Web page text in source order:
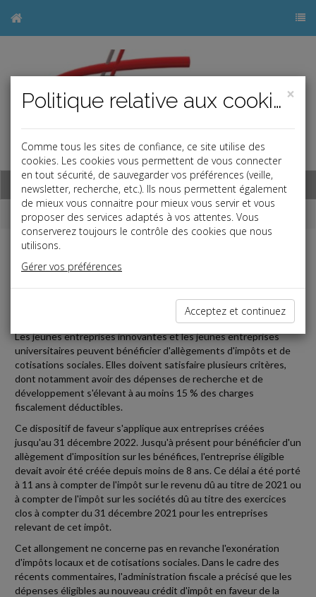
Base documentaire
Dépêches
Fiscal TPE
JEUNES ENTREPRISES INNOVANTES
Les jeunes entreprises innovantes et les jeunes entreprises
universitaires peuvent bénéficier d'allègements d'impôts et de
cotisations sociales. Elles doivent satisfaire plusieurs critères,
dont notamment avoir des dépenses de recherche et de
développement s'élevant à au moins 15 % des charges
fiscalement déductibles.
Ce dispositif de faveur s'applique aux entreprises créées
jusqu'au 31 décembre 2022. Jusqu'à présent pour bénéficier d'un
allègement d'imposition sur les bénéfices, l'entreprise éligible
devait avoir été créée depuis moins de 8 ans. Ce délai a été porté
à 11 ans à compter de l'impôt sur le revenu dû au titre de 2021 ou
à compter de l'impôt sur les sociétés dû au titre des exercices
clos à compter du 31 décembre 2021 pour les entreprises
relevant de cet impôt.
Cet allongement ne concerne pas en revanche l'exonération
d'impôts locaux et de cotisations sociales. Dans le cadre des
récents commentaires, l'administration fiscale a précisé que les
dépenses éligibles au nouveau crédit d'impôt en faveur de la
×
Politique relative aux cookies
Comme tous les sites de confiance, ce site utilise des
cookies. Les cookies vous permettent de vous connecter
en tout sécurité, de sauvegarder vos préférences (veille,
newsletter, recherche, etc.). Ils nous permettent également
de mieux vous connaitre pour mieux vous servir et vous
proposer des services adaptés à vos attentes. Vous
conserverez toujours le contrôle des cookies que nous
utilisons.
Gérer vos préférences
Acceptez et continuez